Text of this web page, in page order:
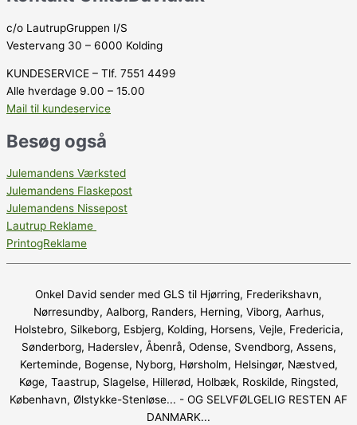
c/o LautrupGruppen I/S
Vestervang 30 – 6000 Kolding
KUNDESERVICE – Tlf. 7551 4499
Alle hverdage 9.00 – 15.00
Mail til kundeservice
Besøg også
Julemandens Værksted
Julemandens Flaskepost
Julemandens Nissepost
Lautrup Reklame
PrintogReklame
Onkel David sender med GLS til Hjørring, Frederikshavn,
Nørresundby, Aalborg, Randers, Herning, Viborg, Aarhus,
Holstebro, Silkeborg, Esbjerg, Kolding, Horsens, Vejle, Fredericia,
Sønderborg, Haderslev, Åbenrå, Odense, Svendborg, Assens,
Kerteminde, Bogense, Nyborg, Hørsholm, Helsingør, Næstved,
Køge, Taastrup, Slagelse, Hillerød, Holbæk, Roskilde, Ringsted,
København, Ølstykke-Stenløse... - OG SELVFØLGELIG RESTEN AF
DANMARK...